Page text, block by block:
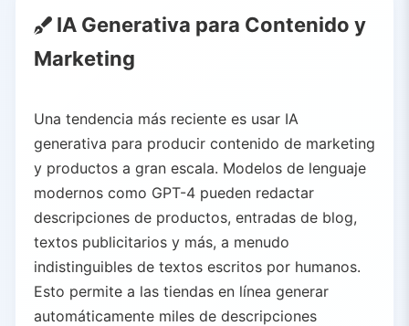
IA Generativa para Contenido y
Marketing
Una tendencia más reciente es usar IA
generativa para producir contenido de marketing
y productos a gran escala. Modelos de lenguaje
modernos como GPT-4 pueden redactar
descripciones de productos, entradas de blog,
textos publicitarios y más, a menudo
indistinguibles de textos escritos por humanos.
Esto permite a las tiendas en línea generar
automáticamente miles de descripciones